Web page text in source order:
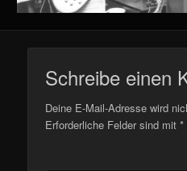
Schreibe einen
Deine E-Mail-Adresse wird
Erforderliche Felder sind mit*